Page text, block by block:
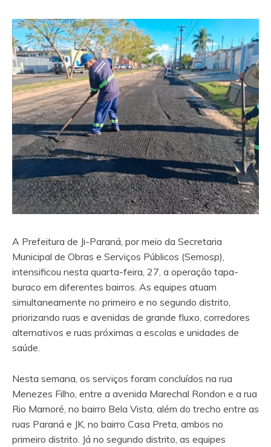
A Prefeitura de Ji-Paraná, por meio da Secretaria
Municipal de Obras e Serviços Públicos (Semosp),
intensificou nesta quarta-feira, 27, a operação tapa-
buraco em diferentes bairros. As equipes atuam
simultaneamente no primeiro e no segundo distrito,
priorizando ruas e avenidas de grande fluxo, corredores
alternativos e ruas próximas a escolas e unidades de
saúde.
Nesta semana, os serviços foram concluídos na rua
Menezes Filho, entre a avenida Marechal Rondon e a rua
Rio Mamoré, no bairro Bela Vista, além do trecho entre as
ruas Paraná e JK, no bairro Casa Preta, ambos no
primeiro distrito. Já no segundo distrito, as equipes